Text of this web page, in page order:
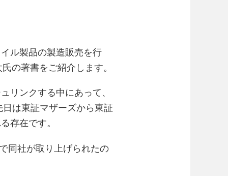
ル製品の製造販売を行
の著書をご紹介します。
リンクする中にあって、
は東証マザーズから東証
存在です。
同社が取り上げられたの